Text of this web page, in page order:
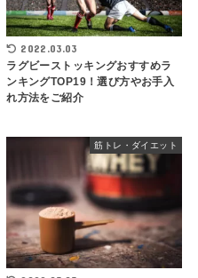
2022.03.03
ラグビーストッキングおすすめラ
ンキングTOP19！選び方やお手入
れ方法をご紹介
筋トレ・ダイエット